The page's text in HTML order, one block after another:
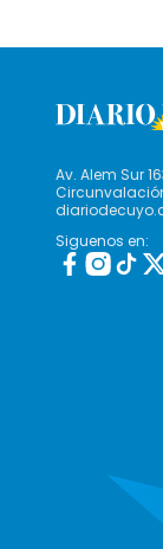
Av. Alem Sur
Siguenos en: